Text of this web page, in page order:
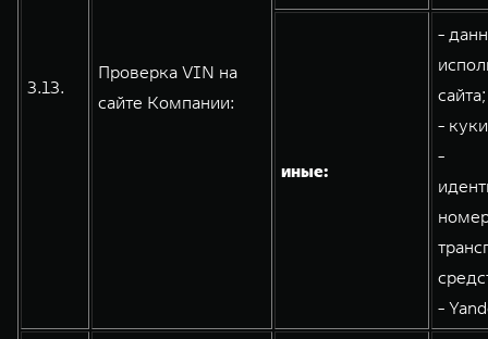
3.13.
Проверка VIN на
сайте Компании:
иные:
-
сайта;
-
-
-